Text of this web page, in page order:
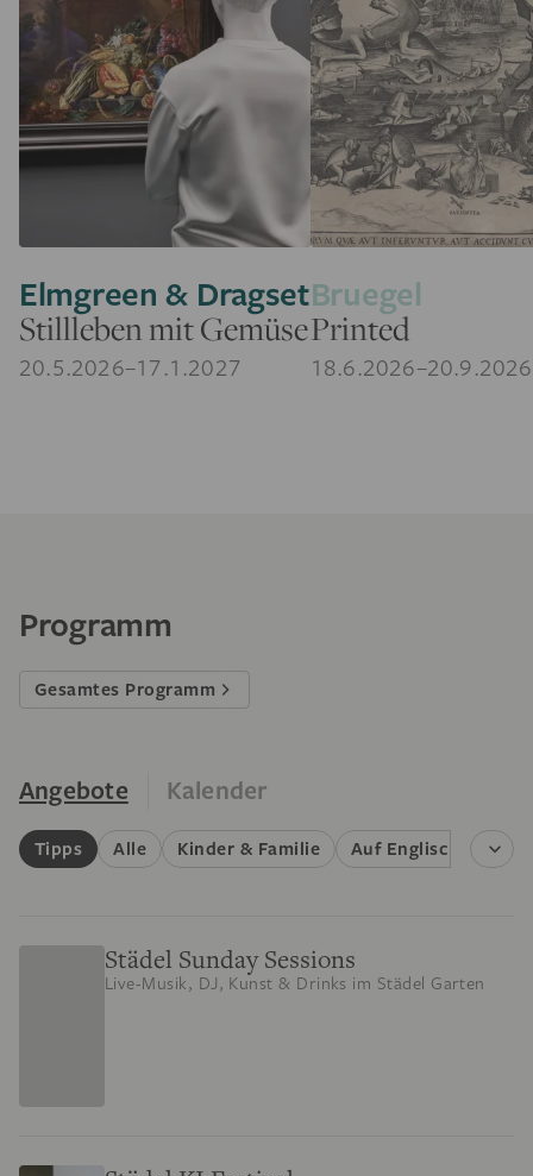
Elmgreen & Dragset
Stillleben mit Gemüse
20.5.2026–17.1.2027
Bruegel
Printed
18.6.2026–20.9.2026
Programm
Gesamtes Programm
Angebote Kalender
Tipps Alle Kinder & Familie Auf Englisch
Städel Sunday Sessions
Live-Musik, DJ, Kunst & Drinks im Städel Garten